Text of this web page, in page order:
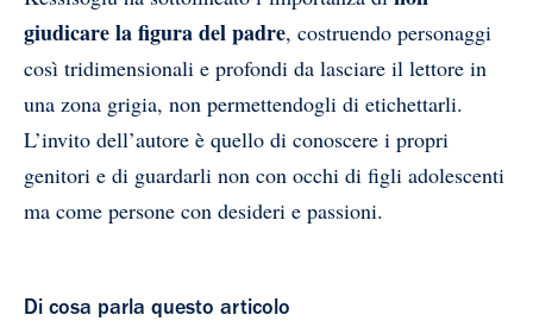
giudicare la figura del padre, costruendo personaggi
così tridimensionali e profondi da lasciare il lettore in
una zona grigia, non permettendogli di etichettarli.
L’invito dell’autore è quello di conoscere i propri
genitori e di guardarli non con occhi di figli adolescenti
ma come persone con desideri e passioni.
Di cosa parla questo articolo